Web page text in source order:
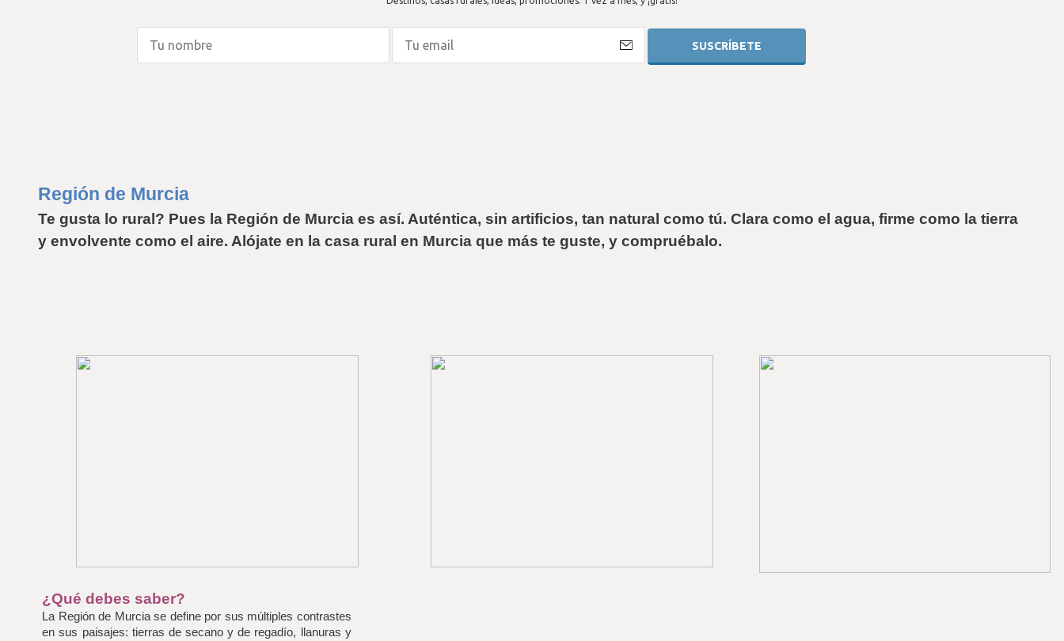
Región de Murcia
Te gusta lo rural ? Pues la Región de Murcia es así. Auténtica, sin artificios, tan natural como tú. Clara como el agua, firme como la tierra
y envolvente como el aire. Alójate en la casa rural en Murcia que más te guste, y compruébalo.
¿Qué debes saber?
La Región de Murcia se define por sus múltiples contrastes
en sus paisajes: tierras de secano y de regadío, llanuras y